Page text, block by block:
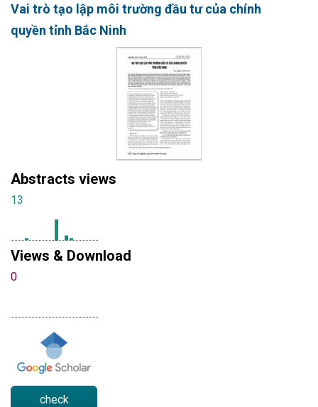
Vai trò tạo lập môi trường đầu tư của chính
quyền tỉnh Bắc Ninh
Abstracts views
13
Views & Download
0
check